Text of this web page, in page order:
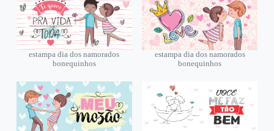
estampa dia dos namorados
bonequinhos
estampa dia dos namorados
bonequinhos